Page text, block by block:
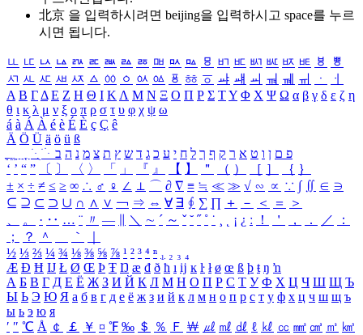
北京 을 입력하시려면 beijing을 입력하시고 space를 누르
시면 됩니다.
ㅥ ㅦ ㅧ ㅨ ㅩ ㅪ ㅫ ㅬ ㅭ ㅮ ㅯ ㅰ ㅱ ㅲ ㅳ ㅴ ㅵ ㅶ ㅷ ㅸ
ㅹ
ㅺ ㅻ ㅼ ㅽ ㅾ ㅿ ㆀ ㆁ ㆂ ㆃ ㆄ ㆅ ㆆ ㆇ ㆈ ㆉ ㆊ ㆋ ㆌ ㆍ
ㆎ
Α Β ΓΔ Ε Ζ Η Θ Ι ΚΛ Μ Ν Ξ Ο Π Ρ Σ ΤΥ Φ Χ Ψ Ω α β γ δ ε ζ η
θ ι κ λ μ ν ξ ο π ρ σ τ υ φ χ ψ ω
á à Á À é è É È ç Ç ê
Ä Ö Ü ä ö ü ß
ִֶֹ ֻּ ׁׂ פ ם ן ו ט א ר ק ף ך ל ח י ע כ ג ד ש ץ ת צ מ נ ה ב
‘ ’ “ ” 〔 〕 〈 〉 「 」 『 』 【 】 ＂ （ ） ［ ］ ｛ ｝
± × ÷ ≠ ≤ ≥ ∞ ∴ ♂ ♀ ∠ ⊥ ⌒ ∂ ∇ ≡ ≒ ≪ ≫ √ ∽ ∝ ∵ ∫ ∬ ∈ ∋
⊆ ⊇ ⊂ ⊃ ∪ ∩ ∧ ∨ ￢ ⇒ ⇔ ∀ ∃ ∮ ∑ ∏ ＋ － ＜ ＝
＞
、
。 · ‥ … ¨ 〃 ― ＼ ∼ ´ ～ ˇ ˘ ˝ ˚ ˙ ¸ ¡ ¿ ː ！ ＇ ， ． ／
：
；
？ ＾ ｀
½ ⅓ ⅔ ¼ ¾ ⅛ ⅜ ⅝ ⅞ ¹ ² ³ ⁴ ⁿ ₁ ₂ ₃ ₄
Æ Ð Ħ Ĳ Ł Ø Œ Þ Ŧ Ŋ æ đ ð ħ ı ĳ ĸ ŀ ł ø œ ß þ ŧ ŋ ŉ
А Б В Г Д Е Ё Ж З И Й К Л М Н О П Р С Т У Ф Х Ц Ч Ш Щ Ъ
Ы Ь Э Ю Я а б в г д е ё ж з и й к л м н о п р с т у ф х ц ч ш щ ъ
ы ь э ю я
′ ″ ℃ Å ￠ ￡ ￥ ¤ ℉ ‰ ＄ ％ Ｆ ￦ ㎕ ㎖ ㎗ ℓ ㎘ ㏄ ㎣ ㎤ ㎥ ㎦